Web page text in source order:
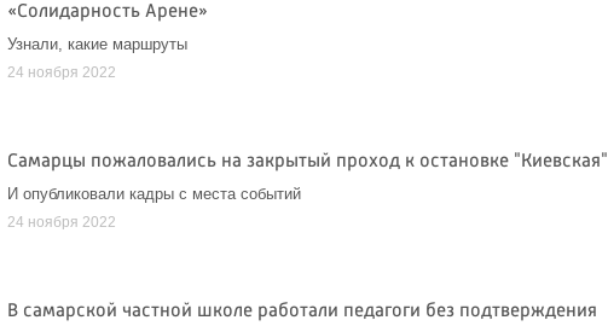
«Солидарность Арене»
Узнали, какие маршруты
24 ноября 2022
Самарцы пожаловались на закрытый проход к остановке "Киевская"
И опубликовали кадры с места событий
24 ноября 2022
В самарской частной школе работали педагоги без подтверждения